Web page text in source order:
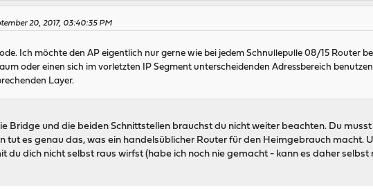
20, 2017, 03:40:35 PM
Ich möchte den AP eigentlich nur gerne wie bei jedem Schnullepulle 08/15 Router
oder einen sich im vorletzten IP Segment unterscheidenden Adressbereich
Layer.
Bridge und die beiden Schnittstellen brauchst du nicht weiter beachten. Du
tut es genau das, was ein handelsüblicher Router für den Heimgebrauch macht.
du dich nicht selbst raus wirfst (habe ich noch nie gemacht - kann es daher selbst